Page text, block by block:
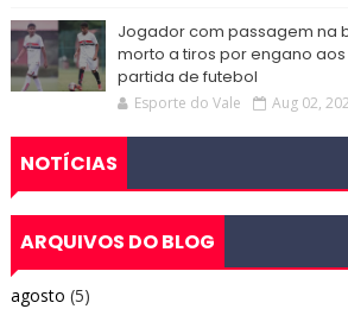
Jogador com passagem na
morto a tiros por engano aos
partida de futebol
Esporte do Vale Aug 02,
NOTÍCIAS
ARQUIVOS DO BLOG
agosto (5)